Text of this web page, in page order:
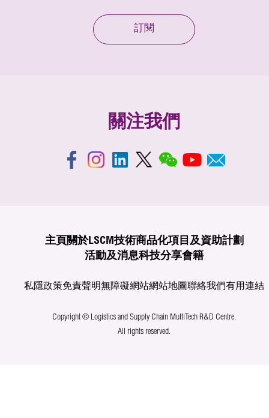
訂閱
關注我們
主頁 關於LSCM技術商品化項目及資助計劃
活動及消息科技分享會籍
私隱政策免責聲明無障礙網站網站地圖聯絡我們有用連結
Copyright © Logistics and Supply Chain MultiTech R&D Centre.
All rights reserved.